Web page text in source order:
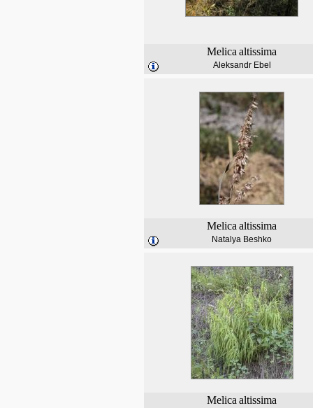
Melica altissima
Aleksandr Ebel
Melica altissima
Natalya Beshko
Melica altissima